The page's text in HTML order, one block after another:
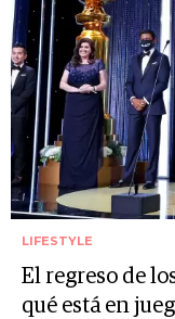
LIFESTYLE
El regreso de
qué está en